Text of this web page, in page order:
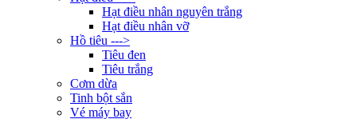
Hạt điều nhân nguyên trắng
Hạt điều nhân vỡ
Hồ tiêu --->
Tiêu đen
Tiêu trắng
Cơm dừa
Tinh bột sắn
Vé máy bay